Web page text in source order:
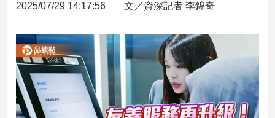
股
市
房
地
產
2025/07/29 14:17:56 文／資深記者 李錦奇